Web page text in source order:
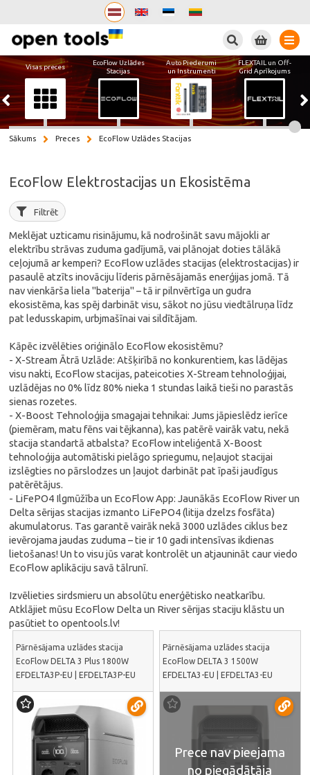
Visas preces
EcoFlow Uzlādes
Stacijas
Auto Piederumi
un Instrumenti
FLEXTAIL un Off-
Grid Aprīkojums
Sākums Preces EcoFlow Uzlādes Stacijas
EcoFlow Elektrostacijas un Ekosistēma
Filtrēt
Meklējat uzticamu risinājumu, kā nodrošināt savu mājokli ar
elektrību strāvas zuduma gadījumā, vai plānojat doties tālākā
ceļojumā ar kemperi? EcoFlow uzlādes stacijas (elektrostacijas) ir
pasaulē atzīts inovāciju līderis pārnēsājamās enerģijas jomā. Tā
nav vienkārša liela "baterija" – tā ir pilnvērtīga un gudra
ekosistēma, kas spēj darbināt visu, sākot no jūsu viedtālruņa līdz
pat ledusskapim, urbjmašīnai vai sildītājam.
Kāpēc izvēlēties oriģinālo EcoFlow ekosistēmu?
- X-Stream Ātrā Uzlāde: Atšķirībā no konkurentiem, kas lādējas
visu nakti, EcoFlow stacijas, pateicoties X-Stream tehnoloģijai,
uzlādējas no 0% līdz 80% nieka 1 stundas laikā tieši no parastās
sienas rozetes.
- X-Boost Tehnoloģija smagajai tehnikai: Jums jāpieslēdz ierīce
(piemēram, matu fēns vai tējkanna), kas patērē vairāk vatu, nekā
stacija standartā atbalsta? EcoFlow inteliģentā X-Boost
tehnoloģija automātiski pielāgo spriegumu, neļaujot stacijai
izslēgties no pārslodzes un ļaujot darbināt pat īpaši jaudīgus
patērētājus.
- LiFePO4 Ilgmūžība un EcoFlow App: Jaunākās EcoFlow River un
Delta sērijas stacijas izmanto LiFePO4 (litija dzelzs fosfāta)
akumulatorus. Tas garantē vairāk nekā 3000 uzlādes ciklus bez
ievērojama jaudas zuduma – tie ir 10 gadi intensīvas ikdienas
lietošanas! Un to visu jūs varat kontrolēt un atjaunināt caur viedo
EcoFlow aplikāciju savā tālrunī.
Izvēlieties sirdsmieru un absolūtu enerģētisko neatkarību.
Atklājiet mūsu EcoFlow Delta un River sērijas staciju klāstu un
pasūtiet to opentools.lv!
Pārnēsājama uzlādes stacija
EcoFlow DELTA 3 Plus 1800W
EFDELTA3P-EU | EFDELTA3P-EU
Pārnēsājama uzlādes stacija
EcoFlow DELTA 3 1500W
EFDELTA3-EU | EFDELTA3-EU
Prece nav pieejama
no piegādātāja